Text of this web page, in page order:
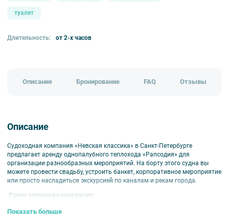
туалет
Длительность: от 2-х часов
Описание Бронирование FAQ Отзывы
Описание
Судоходная компания «Невская классика» в Санкт-Петербурге
предлагает аренду однопалубного теплохода «Рапсодия» для
организации разнообразных мероприятий. На борту этого судна вы
можете провести свадьбу, устроить банкет, корпоративное мероприятие
или просто насладиться экскурсией по каналам и рекам города.
Салон теплохода предлагает:
Барную стойку;
Показать больше